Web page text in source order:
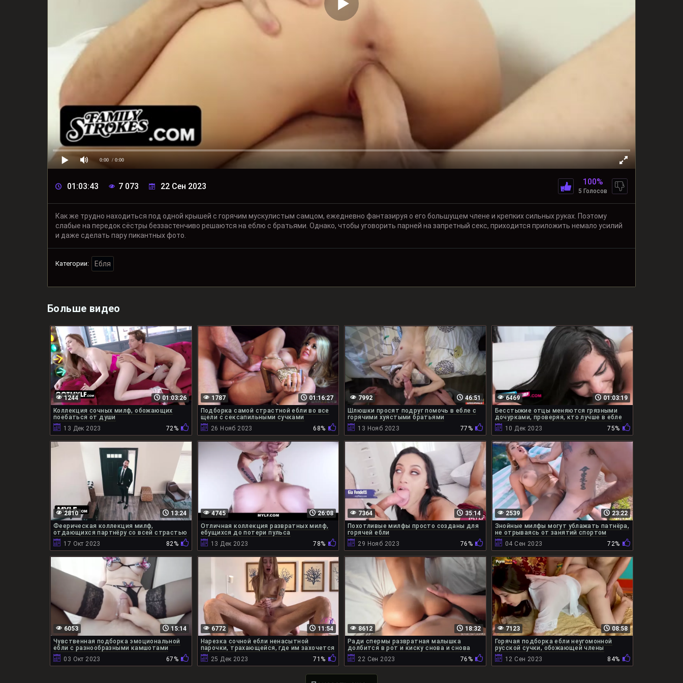
0:00 / 0:00
01:03:43 7 073 22 Сен 2023 100%
5 Голосов
Как же трудно находиться под одной крышей с горячим мускулистым самцом, ежедневно фантазируя о его большущем члене и крепких сильных руках. Поэтому
слабые на передок сёстры беззастенчиво решаются на еблю с братьями. Однако, чтобы уговорить парней на запретный секс, приходится приложить немало усилий
и даже сделать пару пикантных фото.
Категории: Ебля
Больше видео
01:03:26
1244
Коллекция сочных милф, обожающих
поебаться от души
13 Дек 2023
72%
01:16:27
1787
Подборка самой страстной ебли во все
щели с сексапильными сучками
26 Нояб 2023
68%
46:51
7992
Шлюшки просят подруг помочь в ебле с
горячими хуястыми братьями
13 Нояб 2023
77%
01:03:19
6469
Бесстыжие отцы меняются грязными
дочурками, проверяя, кто лучше в ебле
10 Дек 2023
75%
13:24
2810
Феерическая коллекция милф,
отдающихся партнёру со всей страстью
17 Окт 2023
82%
26:08
4745
Отличная коллекция развратных милф,
ебущихся до потери пульса
13 Дек 2023
78%
35:14
7364
Похотливые милфы просто созданы для
горячей ебли
29 Нояб 2023
76%
23:22
2539
Знойные милфы могут ублажать патнёра,
не отрываясь от занятий спортом
04 Сен 2023
72%
15:14
6053
Чувственная подборка эмоциональной
ебли с разнообразными камшотами
03 Окт 2023
67%
11:54
6772
Нарезка сочной ебли ненасытной
парочки, трахающейся, где им захочется
25 Дек 2023
71%
18:32
8612
Ради спермы развратная малышка
долбится в рот и киску снова и снова
22 Сен 2023
76%
08:58
7123
Горячая подборка ебли неугомонной
русской сучки, обожающей члены
12 Сен 2023
84%